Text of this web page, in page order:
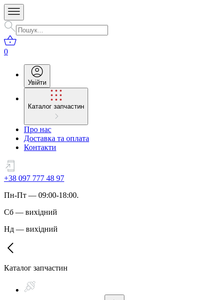
0
Увійти
Каталог запчастин
Про нас
Доставка та оплата
Контакти
+38 097 777 48 97
Пн-Пт — 09:00-18:00.
Сб — вихідний
Нд — вихідний
Каталог запчастин